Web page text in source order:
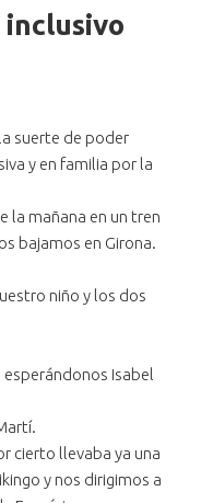
inclusivo
suerte de poder
y en familia por la
la mañana en un tren
bajamos en Girona.
niño y los dos
esperándonos Isabel
cierto llevaba ya una
y nos dirigimos a